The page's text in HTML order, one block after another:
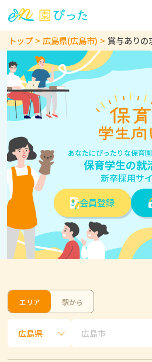
トップ 広島県(広島市) 賞与ありの
あなたにぴったりな保育園
保育学生の就
新卒採用サ
会員登録
エリア 駅から